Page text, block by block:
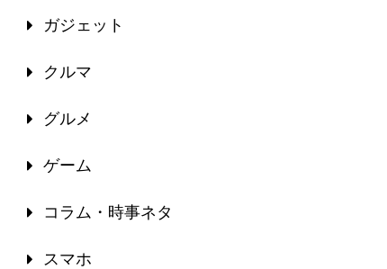
ガジェット
クルマ
グルメ
ゲーム
コラム・時事ネタ
スマホ